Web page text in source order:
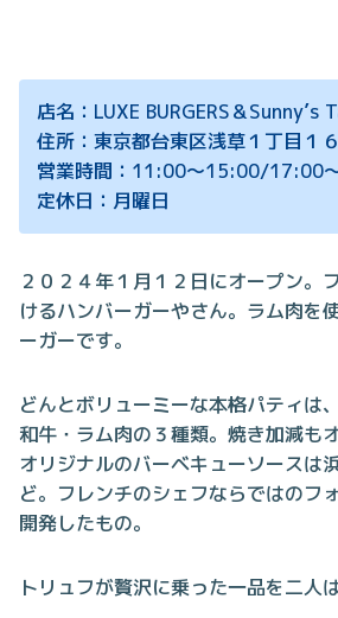
店名：LUXE BURGERS＆Sunny’s
住所：東京都台東区浅草１丁目１
営業時間：11:00〜15:00/17:00
定休日：月曜日
２０２４年１月１２日にオープン。
けるハンバーガーやさん。ラム肉を
ーガーです。
どんとボリューミーな本格パティは
和牛・ラム肉の３種類。焼き加減も
オリジナルのバーベキューソースは
ど。フレンチのシェフならではのフ
開発したもの。
トリュフが贅沢に乗った一品を二人